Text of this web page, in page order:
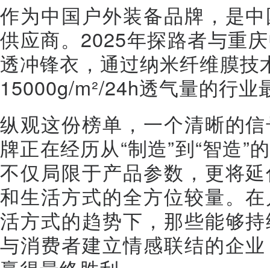
作为中国户外装备品牌，是
供应商。2025年探路者与重
透冲锋衣，通过纳米纤维膜
15000g/m²/24h透气量的行业
纵观这份榜单，一个清晰的
牌正在经历从“制造”到“智造”
不仅局限于产品参数，更将
和生活方式的全方位较量。
活方式的趋势下，那些能够
与消费者建立情感联结的企